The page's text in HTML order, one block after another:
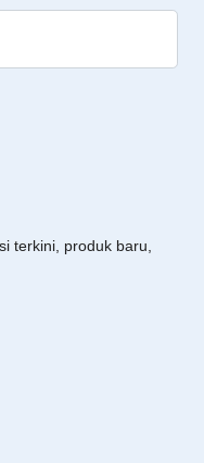
terkini, produk baru,